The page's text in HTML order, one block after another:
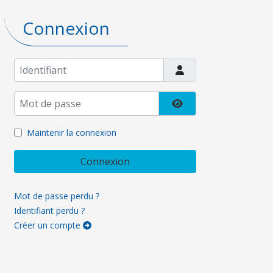
Connexion
Identifiant
Mot de passe
Afficher le mot de
Maintenir la connexion
Connexion
Mot de passe perdu ?
Identifiant perdu ?
Créer un compte